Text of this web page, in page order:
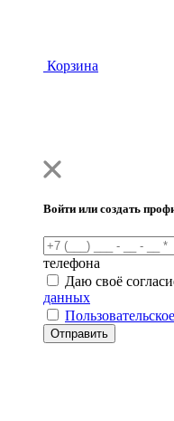
Корзина
Войти или создать
телефона
Даю своё
данных
Отправить